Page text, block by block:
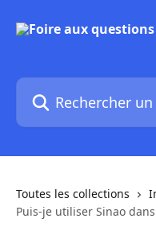
Rechercher un article...
Toutes les collections
Puis-je utiliser Sinao